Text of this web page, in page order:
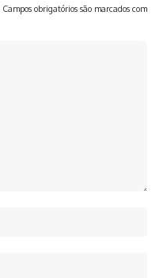
Campos obrigatórios são marcados com